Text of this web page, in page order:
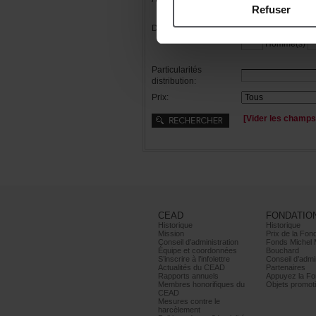
Refuser
Distribution: Femme(s)
Homme(s)
Particularités
distribution:
Prix:
CEAD
Historique
Mission
Conseild’administration
Équipeetcoordonnées
S’inscrireàl’infolettre
ActualitésduCEAD
Rapportsannuels
Membreshonorifiquesdu
CEAD
Mesurescontrele
harcèlement
Historique
Bouchard
Partenaires